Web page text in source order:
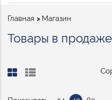
Строка
Главная Магазин
Товары в